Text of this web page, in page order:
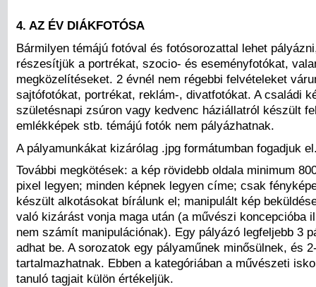
4. AZ ÉV DIÁKFOTÓSA
Bármilyen témájú fotóval és fotósorozattal lehet
részesítjük a portrékat, szocio- és eseményfotókat,
megközelítéseket. 2 évnél nem régebbi felvételeket
sajtófotókat, portrékat, reklám-, divatfotókat. A családi
születésnapi zsúron vagy kedvenc háziállatról készült
emlékképek stb. témájú fotók nem pályázhatnak.
A pályamunkákat kizárólag .jpg formátumban fogadjuk
További megkötések: a kép rövidebb oldala minimum
pixel legyen; minden képnek legyen címe; csak
készült alkotásokat bírálunk el; manipulált kép
való kizárást vonja maga után (a művészi koncepcióba
nem számít manipulációnak). Egy pályázó legfeljebb 3
adhat be. A sorozatok egy pályaműnek minősülnek, és
tartalmazhatnak. Ebben a kategóriában a művészeti
tanuló tagjait külön értékeljük.